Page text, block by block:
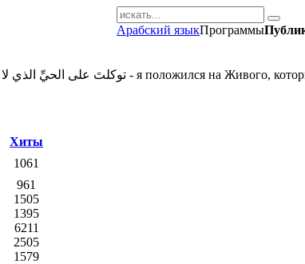
Арабский языкПрограммы
Хиты
1061
961
1505
1395
6211
2505
1579